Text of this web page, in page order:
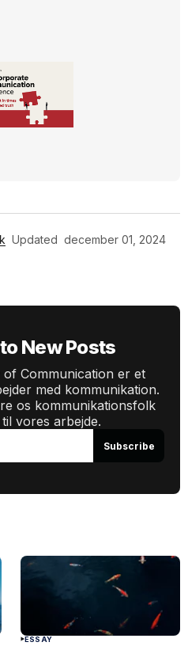
Updated december 01, 2024
New Posts
of Communication er et
med kommunikation.
os kommunikationsfolk
vores arbejde.
Subscribe
ESSAY